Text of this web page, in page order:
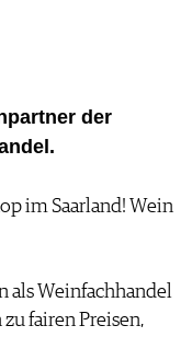
der
im Saarland! Wein
als Weinfachhandel
fairen Preisen,